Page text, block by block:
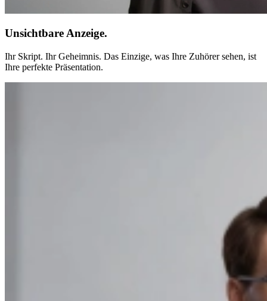
Unsichtbare Anzeige.
Ihr Skript. Ihr Geheimnis. Das Einzige, was Ihre Zuhörer sehen, ist
Ihre perfekte Präsentation.